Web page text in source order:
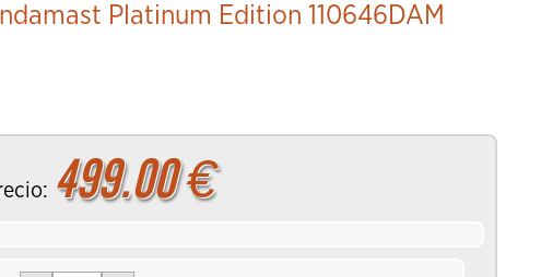
Platinum Edition 110646DAM
499.00€